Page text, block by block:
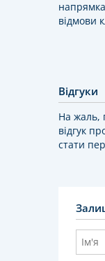
відмови
Відгуки
На жаль,
відгук
стати